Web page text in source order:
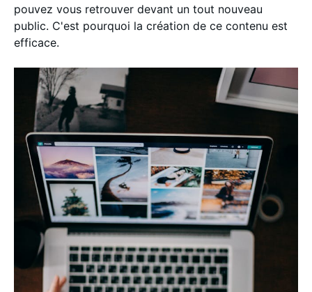
pouvez vous retrouver devant un tout nouveau
public. C'est pourquoi la création de ce contenu est
efficace.